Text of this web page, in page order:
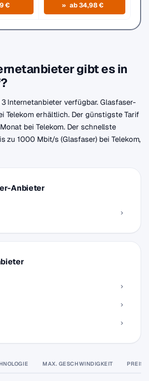
€ ab 34,98 €
gibt es in
Internetanbieter verfügbar. Glasfaser-
Telekom erhältlich. Der günstigste Tarif
bei Telekom. Der schnellste
zu 1000 Mbit/s (Glasfaser) bei Telekom,
Anbieter
MAX. GESCHWINDIGKEIT PREIS